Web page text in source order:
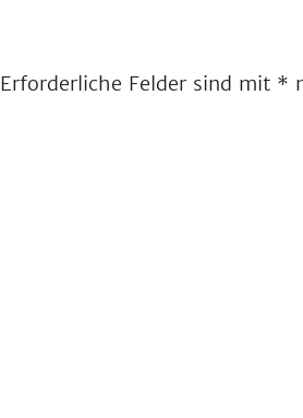
Erforderliche Felder sind mit *